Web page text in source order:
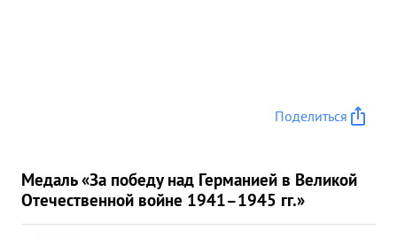
Поделиться
Медаль «За победу над Германией в Великой
Отечественной войне 1941–1945 гг.»